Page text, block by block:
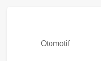
Otomotif